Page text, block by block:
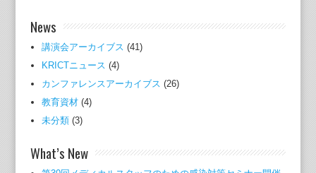
News
講演会アーカイブス (41)
KRICTニュース (4)
カンファレンスアーカイブス (26)
教育資材(4)
未分類(3)
What’s New